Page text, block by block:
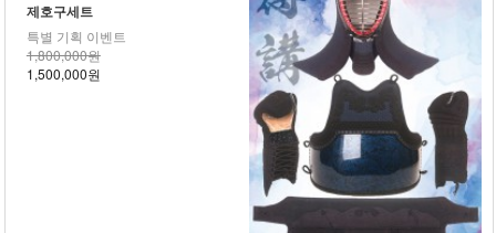
제호구세트
특별 기획 이벤트
1,800,000원
1,500,000원